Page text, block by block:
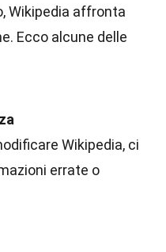
Wikipedia affronta
Ecco alcune delle
Wikipedia, ci
errate o